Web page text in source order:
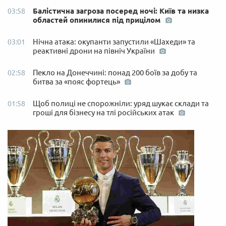
03:58
Балістична загроза посеред ночі: Київ та низка
областей опинилися під прицілом
03:01
Нічна атака: окупанти запустили «Шахеди» та
реактивні дрони на північ України
02:58
Пекло на Донеччині: понад 200 боїв за добу та
битва за «пояс фортець»
01:58
Щоб полиці не спорожніли: уряд шукає склади та
гроші для бізнесу на тлі російських атак